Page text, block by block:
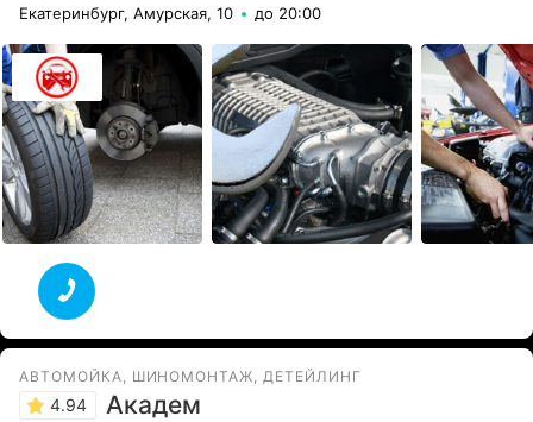
Екатеринбург, Амурская, 10 до 20:00
АВТОМОЙКА, ШИНОМОНТАЖ, ДЕТЕЙЛИНГ
4.94 Академ